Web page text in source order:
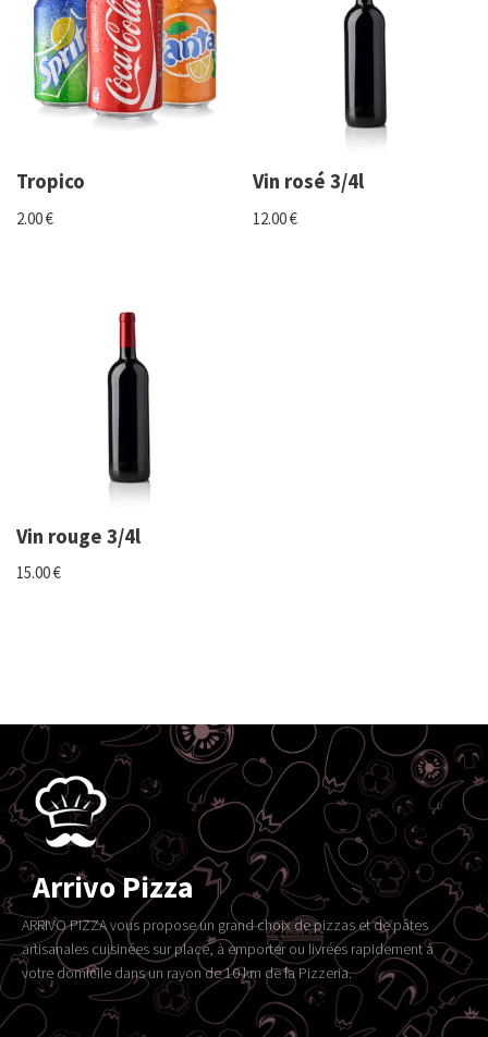
Tropico
2.00€
Vin rosé 3/4l
12.00€
Vin rouge 3/4l
15.00€
Arrivo Pizza
ARRIVO PIZZA vous propose un grand choix de pizzas et de pâtes
artisanales cuisinées sur place, à emporter ou livrées rapidement à
votre domicile dans un rayon de 10 km de la Pizzeria.